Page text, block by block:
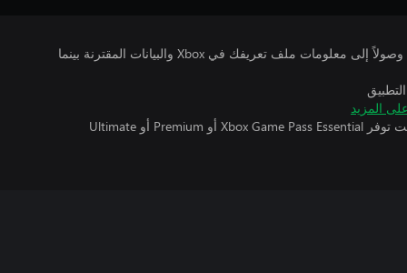
يتلقى ناشرو الألعاب التي تقوم بتشغيلها وصولاً إلى معلومات ملف تعريفك في Xbox والبيانات المقترنة بينما
المزيد
تتطلب اللعبة متعددة اللاعبين عبر الإنترنت توفر Xbox Game Pass Essential أو Premium أو Ultimate